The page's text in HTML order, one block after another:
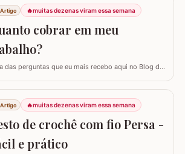
foi elaborado com muito carinho para que você
seu jogo de banheiro com perfeição. É uma
com encaixe preciso e um…
Artigo 🔥muitas dezenas viram essa semana
cobrar em meu
das perguntas que eu mais recebo aqui no Blog do
já tem estrada, é: "Samuel, quanto eu devo cobrar
minhas peças?". Eu sei que muitas vezes o medo
o valor justo e não vender fala mais alto, mas
eu quero te ajudar a mudar…
Artigo 🔥muitas dezenas viram essa semana
de crochê com fio Persa -
e prático